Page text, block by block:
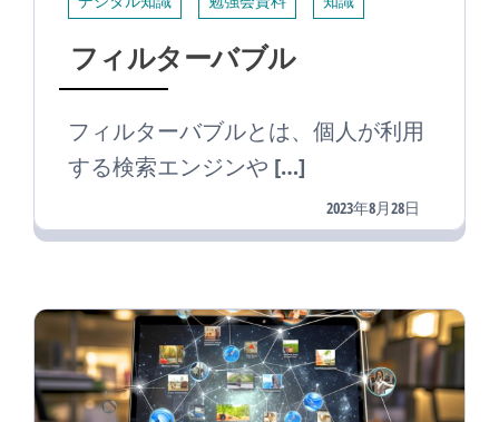
フィルターバブル
フィルターバブルとは、個人が利用
する検索エンジンや […]
2023年8月28日